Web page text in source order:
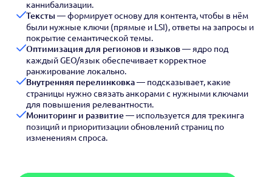
каннибализации.
Тексты — формирует основу для контента, чтобы в нём
были нужные ключи (прямые и LSI), ответы на запросы и
покрытие семантической темы.
Оптимизация для регионов и языков— ядро под
каждый GEO/язык обеспечивает корректное
ранжирование локально.
Внутренняя перелинковка— подсказывает, какие
страницы нужно связать анкорами с нужными ключами
для повышения релевантности.
Мониторинг и развитие— используется для трекинга
позиций и приоритизации обновлений страниц по
изменениям спроса.